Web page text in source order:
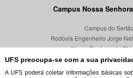
UFS preocupa-se com a sua
A UFS poderá coletar informações básicas
Campus Nossa
Campus do Sertão
Rodovia Engenheiro Jorge
Nossa Senhora da
CEP 49680-000